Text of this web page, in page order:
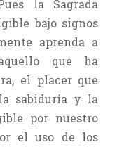
la Sagrada
bajo signos
aprenda a
que ha
el placer que
sabiduría y la
por nuestro
el uso de los